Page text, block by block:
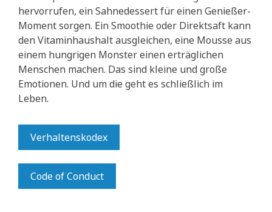
hervorrufen, ein Sahnedessert für einen Genießer-
Moment sorgen. Ein Smoothie oder Direktsaft kann
den Vitaminhaushalt ausgleichen, eine Mousse aus
einem hungrigen Monster einen erträglichen
Menschen machen. Das sind kleine und große
Emotionen. Und um die geht es schließlich im
Leben.
Verhaltenskodex
Code of Conduct